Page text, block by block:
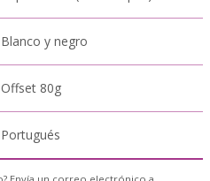
Blanco y negro
Offset 80g
Portugués